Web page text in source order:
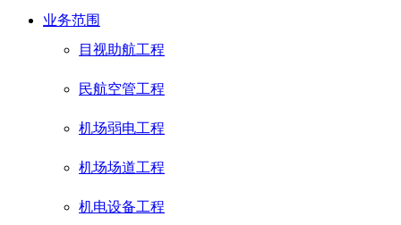
业务范围
目视助航工程
民航空管工程
机场弱电工程
机场场道工程
机电设备工程